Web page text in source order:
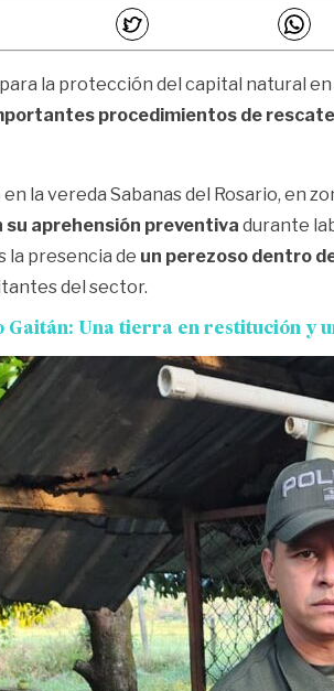
para la protección del capital natural
procedimientos de
la vereda Sabanas del Rosario, en
aprehensión preventiva durante
la presencia de un perezoso dentro
del sector.
Gaitán: Una tierra en restitución y